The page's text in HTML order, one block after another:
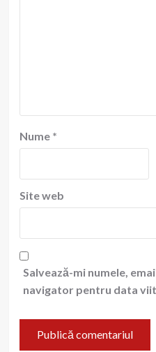
Nume *
Site web
Salvează-mi numele,
navigator pentru data